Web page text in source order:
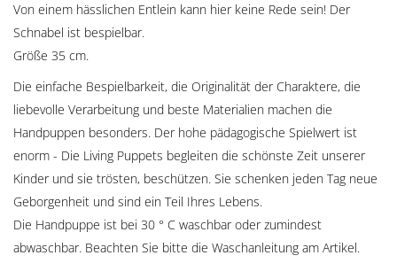
Von einem hässlichen Entlein kann hier keine Rede sein! Der
Schnabel ist bespielbar.
Größe 35 cm.
Die einfache Bespielbarkeit, die Originalität der Charaktere, die
liebevolle Verarbeitung und beste Materialien machen die
Handpuppen besonders. Der hohe pädagogische Spielwert ist
enorm - Die Living Puppets begleiten die schönste Zeit unserer
Kinder und sie trösten, beschützen. Sie schenken jeden Tag neue
Geborgenheit und sind ein Teil Ihres Lebens.
Die Handpuppe ist bei 30 ° C waschbar oder zumindest
abwaschbar. Beachten Sie bitte die Waschanleitung am Artikel.